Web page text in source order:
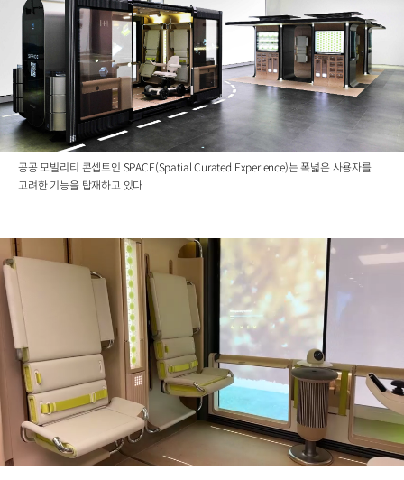
공공 모빌리티 콘셉트인 SPACE(Spatial Curated Experience)는 폭넓은 사용자를
고려한 기능을 탑재하고 있다
/